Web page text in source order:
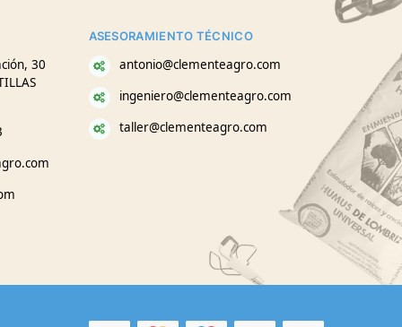
30
ASESORAMIENTO TÉCNICO
antonio@clementeagro.com
ingeniero@clementeagro.com
taller@clementeagro.com